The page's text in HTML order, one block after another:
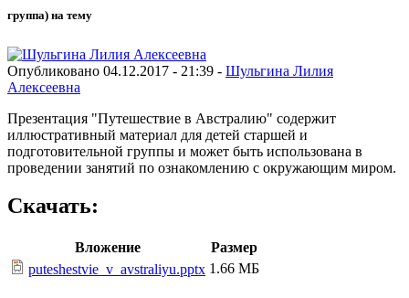
группа) на тему
Опубликовано 04.12.2017 - 21:39 - Шульгина Лилия
Алексеевна
Презентация "Путешествие в Австралию" содержит
иллюстративный материал для детей старшей и
подготовительной группы и может быть использована в
проведении занятий по ознакомлению с окружающим миром.
Скачать:
Вложение
Размер
puteshestvie_v_avstraliyu.pptx 1.66 МБ